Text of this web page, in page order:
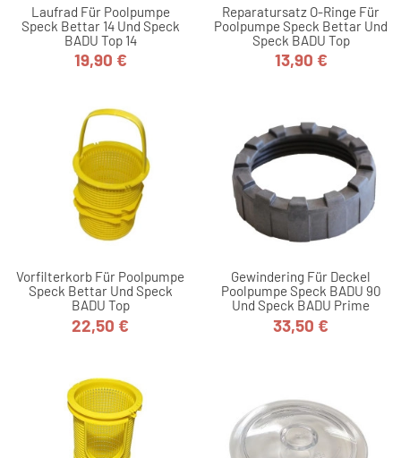
Laufrad Für Poolpumpe
Speck Bettar 14 Und Speck
BADU Top 14
Preis
19,90 €
Reparatursatz O-Ringe Für
Poolpumpe Speck Bettar Und
Speck BADU Top
Preis
13,90 €
Vorfilterkorb Für Poolpumpe
Speck Bettar Und Speck
BADU Top
Preis
22,50 €
Gewindering Für Deckel
Poolpumpe Speck BADU 90
Und Speck BADU Prime
Preis
33,50 €